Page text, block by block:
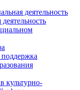
деятельность
поддержка
культурно-